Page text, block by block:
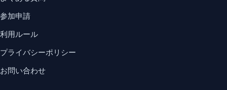
参加申請
利用ルール
プライバシーポリシー
お問い合わせ